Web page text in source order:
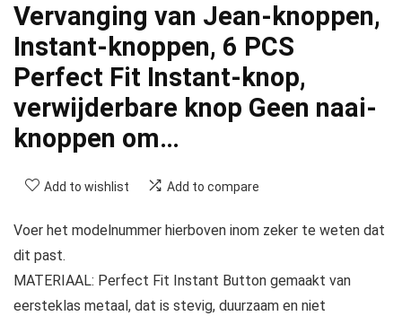
Vervanging van Jean-knoppen,
Instant-knoppen, 6 PCS
Perfect Fit Instant-knop,
verwijderbare knop Geen naai-
knoppen om…
Add to wishlist Add to compare
Voer het modelnummer hierboven inom zeker te weten dat
dit past.
MATERIAAL: Perfect Fit Instant Button gemaakt van
eersteklas metaal, dat is stevig, duurzaam en niet